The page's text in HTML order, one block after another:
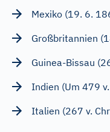
Mexiko (19. 6.
Großbritannien
Guinea-Bissau
Indien (Um 479 v.
Italien (267 v.